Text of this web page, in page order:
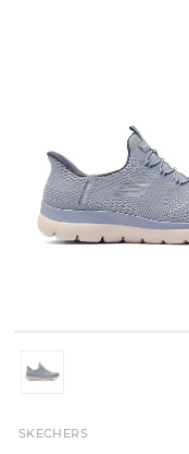
SKECHERS